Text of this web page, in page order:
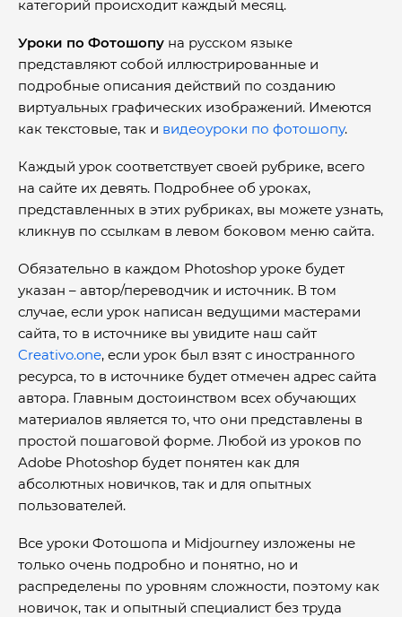
категорий происходит каждый месяц.
Уроки по Фотошопу на русском языке
представляют собой иллюстрированные и
подробные описания действий по созданию
виртуальных графических изображений. Имеются
как текстовые, так и видеоуроки по фотошопу.
Каждый урок соответствует своей рубрике, всего
на сайте их девять. Подробнее об уроках,
представленных в этих рубриках, вы можете узнать,
кликнув по ссылкам в левом боковом меню сайта.
Обязательно в каждом Photoshop уроке будет
указан – автор/переводчик и источник. В том
случае, если урок написан ведущими мастерами
сайта, то в источнике вы увидите наш сайт
Creativo.one, если урок был взят с иностранного
ресурса, то в источнике будет отмечен адрес сайта
автора. Главным достоинством всех обучающих
материалов является то, что они представлены в
простой пошаговой форме. Любой из уроков по
Adobe Photoshop будет понятен как для
абсолютных новичков, так и для опытных
пользователей.
Все уроки Фотошопа и Midjourney изложены не
только очень подробно и понятно, но и
распределены по уровням сложности, поэтому как
новичок, так и опытный специалист без труда